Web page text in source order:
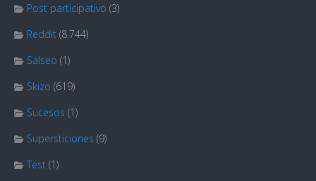
Post participativo (3)
Reddit (8.744)
Salseo (1)
Skizo (619)
Sucesos (1)
Supersticiones (9)
Test (1)